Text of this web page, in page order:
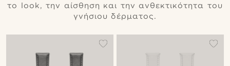
το look, την αίσθηση και την ανθεκτικότητα του
γνήσιου δέρματος.